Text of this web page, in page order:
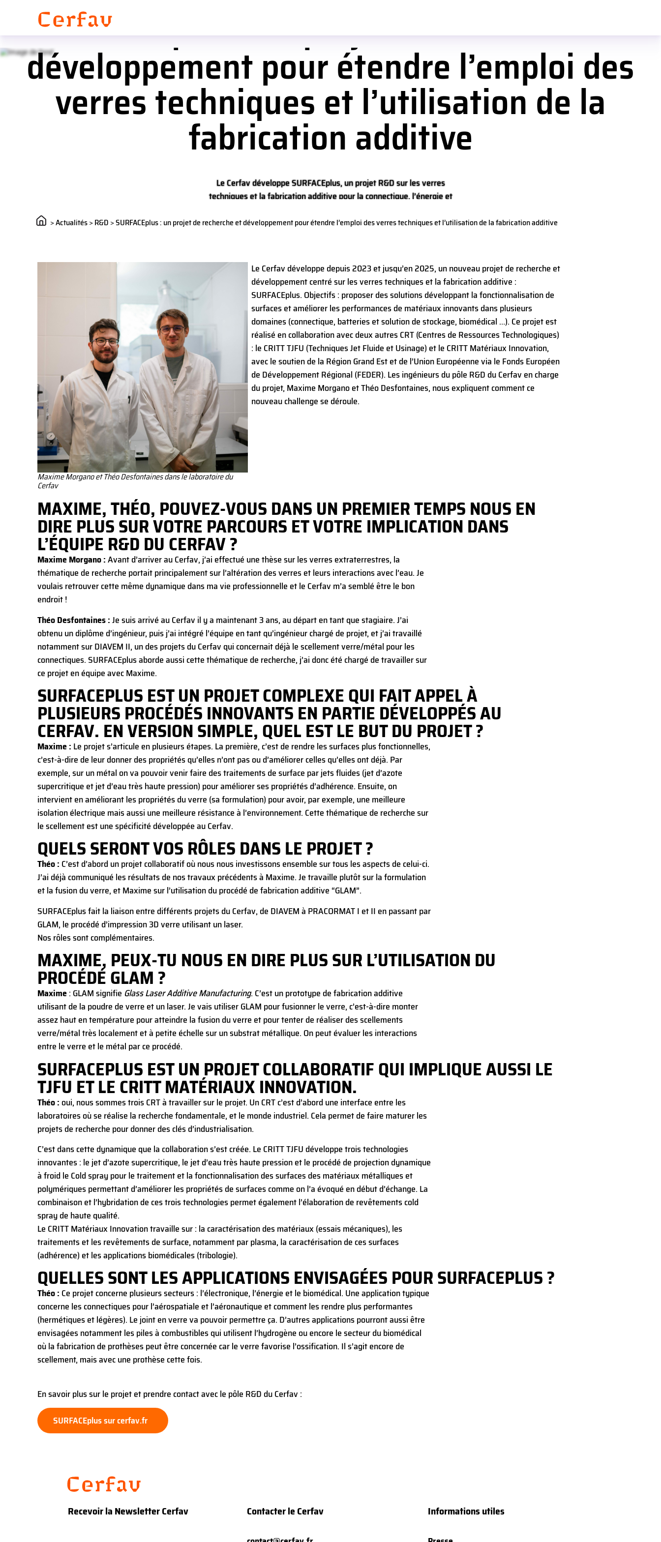
SURFACEplus : un projet de recherche et
développement pour étendre l’emploi des
verres techniques et l’utilisation de la
fabrication additive
Le Cerfav développe SURFACEplus, un projet R&D sur les verres
techniques et la fabrication additive pour la connectique, l’énergie et
>Actualités>R&D >SURFACEplus : un projet de recherche et développement pour étendre l’emploi des verres techniques et l’utilisation de la fabrication additive
Maxime Morgano et Théo Desfontaines dans le laboratoire du
Cerfav
Le Cerfav développe depuis 2023 et jusqu’en 2025, un nouveau projet de recherche et
développement centré sur les verres techniques et la fabrication additive :
SURFACEplus. Objectifs : proposer des solutions développant la fonctionnalisation de
surfaces et améliorer les performances de matériaux innovants dans plusieurs
domaines (connectique, batteries et solution de stockage, biomédical …). Ce projet est
réalisé en collaboration avec deux autres CRT (Centres de Ressources Technologiques)
: le CRITT TJFU (Techniques Jet Fluide et Usinage) et le CRITT Matériaux Innovation,
avec le soutien de la Région Grand Est et de l’Union Européenne via le Fonds Européen
de Développement Régional (FEDER). Les ingénieurs du pôle R&D du Cerfav en charge
du projet, Maxime Morgano et Théo Desfontaines, nous expliquent comment ce
nouveau challenge se déroule.
MAXIME, THÉO, POUVEZ-VOUS DANS UN PREMIER TEMPS NOUS EN
DIRE PLUS SUR VOTRE PARCOURS ET VOTRE IMPLICATION DANS
L’ÉQUIPE R&D DU CERFAV ?
Maxime Morgano:Avant d’arriver au Cerfav, j’ai effectué une thèse sur les verres extraterrestres, la
thématique de recherche portait principalement sur l’altération des verres et leurs interactions avec l’eau. Je
voulais retrouver cette même dynamique dans ma vie professionnelle et le Cerfav m’a semblé être le bon
endroit !
Théo Desfontaines:Je suis arrivé au Cerfav il y a maintenant 3 ans, au départ en tant que stagiaire. J’ai
obtenu un diplôme d’ingénieur, puis j’ai intégré l’équipe en tant qu’ingénieur chargé de projet, et j’ai travaillé
notamment sur DIAVEM II, un des projets du Cerfav qui concernait déjà le scellement verre/métal pour les
connectiques. SURFACEplus aborde aussi cette thématique de recherche, j’ai donc été chargé de travailler sur
ce projet en équipe avec Maxime.
SURFACEPLUS EST UN PROJET COMPLEXE QUI FAIT APPEL À
PLUSIEURS PROCÉDÉS INNOVANTS EN PARTIE DÉVELOPPÉS AU
CERFAV. EN VERSION SIMPLE, QUEL EST LE BUT DU PROJET ?
Maxime : Le projet s’articule en plusieurs étapes. La première, c’est de rendre les surfaces plus fonctionnelles,
c’est-à-dire de leur donner des propriétés qu’elles n’ont pas ou d’améliorer celles qu’elles ont déjà. Par
exemple, sur un métal on va pouvoir venir faire des traitements de surface par jets fluides (jet d’azote
supercritique et jet d’eau très haute pression) pour améliorer ses propriétés d’adhérence. Ensuite, on
intervient en améliorant les propriétés du verre (sa formulation) pour avoir, par exemple, une meilleure
isolation électrique mais aussi une meilleure résistance à l’environnement. Cette thématique de recherche sur
le scellement est une spécificité développée au Cerfav.
QUELS SERONT VOS RÔLES DANS LE PROJET ?
Théo : C’est d’abord un projet collaboratif où nous nous investissons ensemble sur tous les aspects de celui-ci.
J’ai déjà communiqué les résultats de nos travaux précédents à Maxime. Je travaille plutôt sur la formulation
et la fusion du verre, et Maxime sur l’utilisation du procédé de fabrication additive “GLAM”.
SURFACEplus fait la liaison entre différents projets du Cerfav, de DIAVEM à PRACORMAT I et II en passant par
GLAM, le procédé d’impression 3D verre utilisant un laser.
Nos rôles sont complémentaires.
MAXIME, PEUX-TU NOUS EN DIRE PLUS SUR L’UTILISATION DU
PROCÉDÉ GLAM ?
Maxime: GLAM signifie Glass Laser Additive Manufacturing. C’est un prototype de fabrication additive
utilisant de la poudre de verre et un laser. Je vais utiliser GLAM pour fusionner le verre, c’est-à-dire monter
assez haut en température pour atteindre la fusion du verre et pour tenter de réaliser des scellements
verre/métal très localement et à petite échelle sur un substrat métallique. On peut évaluer les interactions
entre le verre et le métal par ce procédé.
SURFACEPLUS EST UN PROJET COLLABORATIF QUI IMPLIQUE AUSSI LE
TJFU ET LE CRITT MATÉRIAUX INNOVATION.
Théo : oui, nous sommes trois CRT à travailler sur le projet. Un CRT c’est d’abord une interface entre les
laboratoires où se réalise la recherche fondamentale, et le monde industriel. Cela permet de faire maturer les
projets de recherche pour donner des clés d’industrialisation.
C’est dans cette dynamique que la collaboration s’est créée. Le CRITT TJFU développe trois technologies
innovantes : le jet d’azote supercritique, le jet d’eau très haute pression et le procédé de projection dynamique
à froid le Cold spray pour le traitement et la fonctionnalisation des surfaces des matériaux métalliques et
polymériques permettant d’améliorer les propriétés de surfaces comme on l’a évoqué en début d’échange. La
combinaison et l’hybridation de ces trois technologies permet également l’élaboration de revêtements cold
spray de haute qualité.
Le CRITT Matériaux Innovation travaille sur : la caractérisation des matériaux (essais mécaniques), les
traitements et les revêtements de surface, notamment par plasma, la caractérisation de ces surfaces
(adhérence) et les applications biomédicales (tribologie).
QUELLES SONT LES APPLICATIONS ENVISAGÉES POUR SURFACEPLUS ?
Théo : Ce projet concerne plusieurs secteurs : l’électronique, l’énergie et le biomédical. Une application typique
concerne les connectiques pour l’aérospatiale et l’aéronautique et comment les rendre plus performantes
(hermétiques et légères). Le joint en verre va pouvoir permettre ça. D’autres applications pourront aussi être
envisagées notamment les piles à combustibles qui utilisent l’hydrogène ou encore le secteur du biomédical
où la fabrication de prothèses peut être concernée car le verre favorise l’ossification. Il s’agit encore de
scellement, mais avec une prothèse cette fois.
En savoir plus sur le projet et prendre contact avec le pôle R&D du Cerfav :
SURFACEplus sur cerfav.fr
Recevoir la Newsletter Cerfav Contacter le Cerfav Informations utiles